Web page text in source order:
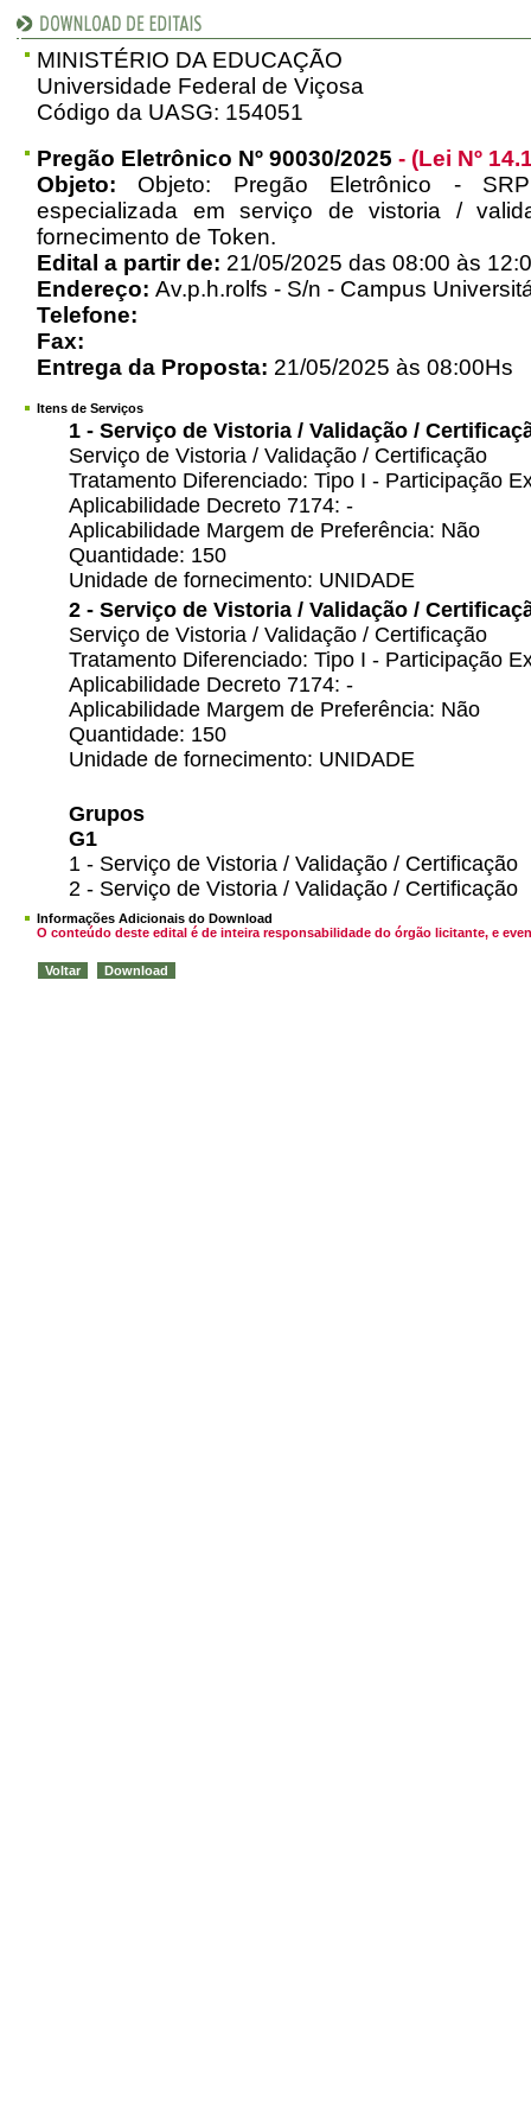
MINISTÉRIO DA EDUCAÇÃO
Universidade Federal de Viçosa
Código da UASG: 154051
Pregão Eletrônico Nº 90030/2025 - (Lei Nº
Objeto: Objeto: Pregão Eletrônico -
especializada em serviço de vistoria /
fornecimento de Token.
Edital a partir de: 21/05/2025 das 08:00 às
Endereço: Av.p.h.rolfs - S/n - Campus
Telefone:
Fax:
Entrega da Proposta: 21/05/2025 às 08:00Hs
Itens de Serviços
1 - Serviço de Vistoria / Validação /
Serviço de Vistoria / Validação / Certificação
Tratamento Diferenciado: Tipo I - Participação
Aplicabilidade Decreto 7174: -
Aplicabilidade Margem de Preferência: Não
Quantidade: 150
Unidade de fornecimento: UNIDADE
2 - Serviço de Vistoria / Validação /
Serviço de Vistoria / Validação / Certificação
Tratamento Diferenciado: Tipo I - Participação
Aplicabilidade Decreto 7174: -
Aplicabilidade Margem de Preferência: Não
Quantidade: 150
Unidade de fornecimento: UNIDADE
Grupos
G1
1 - Serviço de Vistoria / Validação / Certificação
2 - Serviço de Vistoria / Validação / Certificação
Informações Adicionais do Download
O conteúdo deste edital é de inteira responsabilidade do órgão licitante, e